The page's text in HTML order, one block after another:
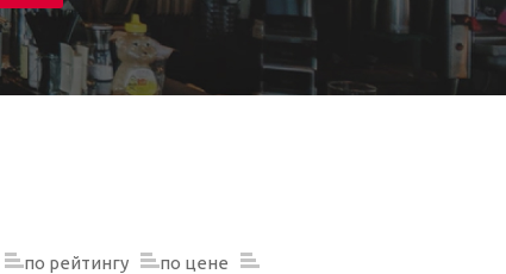
по рейтингу по цене